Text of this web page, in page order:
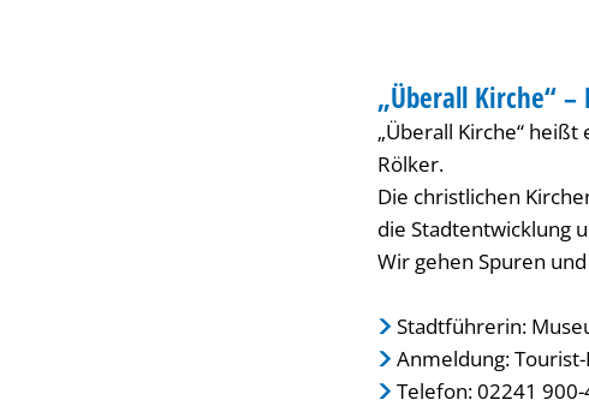
KATEGORIE:
„Überall Kirche“
„Überall Kirche“
Rölker.
Die christlichen
die Stadtentwicklung
Wir gehen Spuren
Stadtführerin:
Anmeldung:
Telefon: 02241